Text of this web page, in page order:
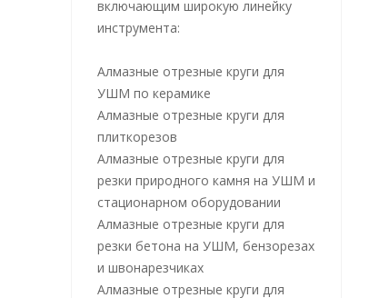
включающим широкую линейку
инструмента:
Алмазные отрезные круги для
УШМ по керамике
Алмазные отрезные круги для
плиткорезов
Алмазные отрезные круги для
резки природного камня на УШМ и
стационарном оборудовании
Алмазные отрезные круги для
резки бетона на УШМ, бензорезах
и швонарезчиках
Алмазные отрезные круги для